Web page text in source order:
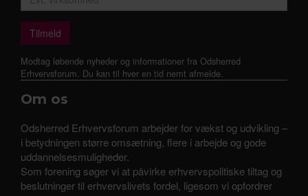
Modtag løbende nyheder og informationer fra Odsherred
Erhvervsforum. Du kan til hver en tid nemt afmelde.
Om os
Odsherred Erhvervsforum arbejder for vækst og udvikling –
i betydningen større omsætning, flere i arbejde og gode
uddannelsesmuligheder.
Som forening søger vi at påvirke erhvervspolitiske tiltag og
beslutninger til erhvervslivets fordel, ligesom vi opfordrer